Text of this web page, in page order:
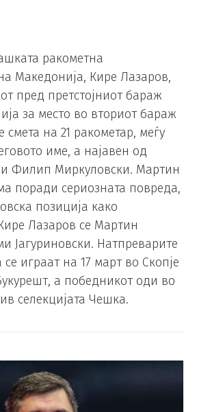
ракометна
Македонија, Кире Лазаров,
пред претстојниот бараж
за место во вториот бараж
смета на 21 ракометар, меѓу
име, а најавен од
Филип Миркуловски. Мартин
поради сериозната повреда,
позиција како
Лазаров се Мартин
Јагуриновски. Натпреварите
играат на 17 март во Скопје
а победникот оди во
селекцијата Чешка.